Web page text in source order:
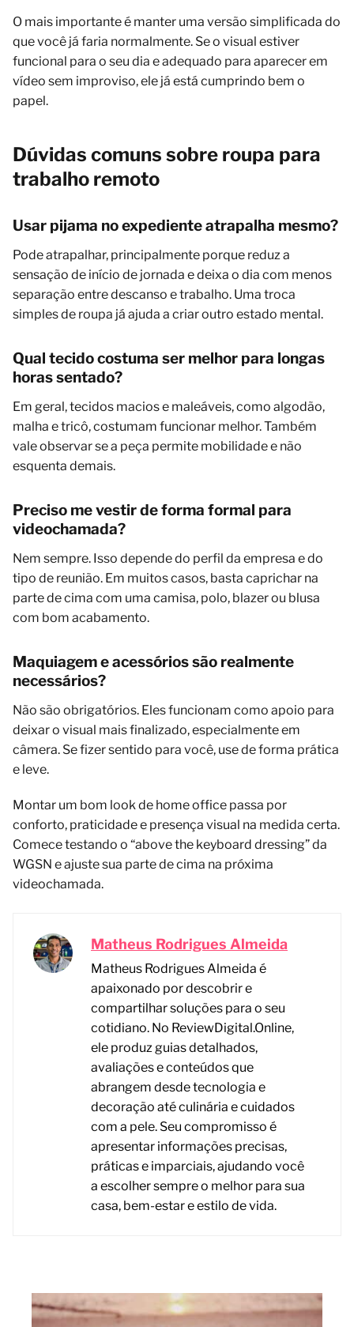
O mais importante é manter uma versão simplificada do
que você já faria normalmente. Se o visual estiver
funcional para o seu dia e adequado para aparecer em
vídeo sem improviso, ele já está cumprindo bem o
papel.
Dúvidas comuns sobre roupa para
trabalho remoto
Usar pijama no expediente atrapalha mesmo?
Pode atrapalhar, principalmente porque reduz a
sensação de início de jornada e deixa o dia com menos
separação entre descanso e trabalho. Uma troca
simples de roupa já ajuda a criar outro estado mental.
Qual tecido costuma ser melhor para longas
horas sentado?
Em geral, tecidos macios e maleáveis, como algodão,
malha e tricô, costumam funcionar melhor. Também
vale observar se a peça permite mobilidade e não
esquenta demais.
Preciso me vestir de forma formal para
videochamada?
Nem sempre. Isso depende do perfil da empresa e do
tipo de reunião. Em muitos casos, basta caprichar na
parte de cima com uma camisa, polo, blazer ou blusa
com bom acabamento.
Maquiagem e acessórios são realmente
necessários?
Não são obrigatórios. Eles funcionam como apoio para
deixar o visual mais finalizado, especialmente em
câmera. Se fizer sentido para você, use de forma prática
e leve.
Montar um bom look de home office passa por
conforto, praticidade e presença visual na medida certa.
Comece testando o “above the keyboard dressing” da
WGSN e ajuste sua parte de cima na próxima
videochamada.
Matheus Rodrigues Almeida
Matheus Rodrigues Almeida é
apaixonado por descobrir e
compartilhar soluções para o seu
cotidiano. No ReviewDigital.Online,
ele produz guias detalhados,
avaliações e conteúdos que
abrangem desde tecnologia e
decoração até culinária e cuidados
com a pele. Seu compromisso é
apresentar informações precisas,
práticas e imparciais, ajudando você
a escolher sempre o melhor para sua
casa, bem-estar e estilo de vida.